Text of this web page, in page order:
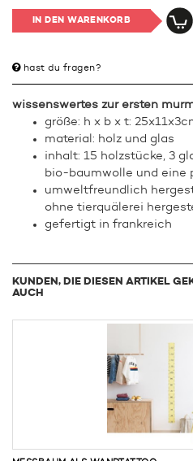
IN DEN WARENKORB
hast du fragen?
wissenswertes zur ersten
größe: h x b x t:
material: holz und glas
inhalt: 15 holzstücke, 3
bio-baumwolle und eine
umweltfreundlich
ohne tierquälerei
gefertigt in frankreich
KUNDEN, DIE DIESEN ARTIKEL
AUCH